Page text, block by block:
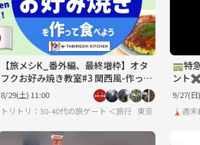
【旅メシK_番外編、最終増枠】オタ
フクお好み焼き教室#3 関西風-作って
食べよう- あのオタフクソースの会社
主催
8/29(土) 11:00
トリトリ：30-40代の旅ゲート ＜旅行・世界のグルメ・
東京
🚃特
ント
9/27(日
🗼週